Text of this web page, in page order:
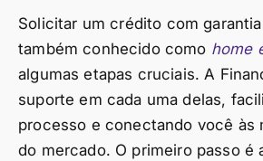
Solicitar um crédito com
também conhecido como home
algumas etapas cruciais. A
suporte em cada uma delas,
processo e conectando você às
do mercado. O primeiro passo é